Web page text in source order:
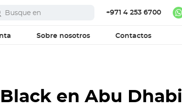
+971 4 253 6700
Sobre nosotros Contactos
en Abu Dhabi